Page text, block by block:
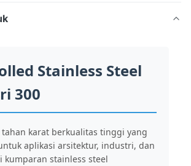
Stainless Steel
300
tahan karat berkualitas tinggi yang
aplikasi arsitektur, industri, dan
kumparan stainless steel